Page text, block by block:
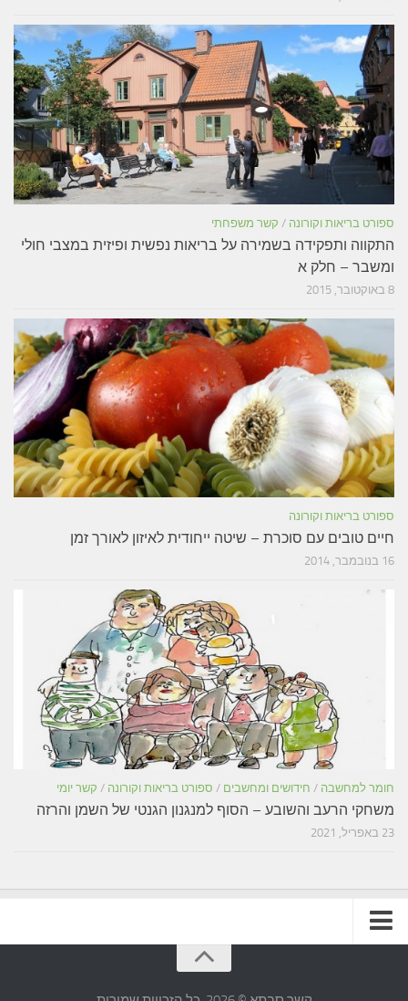
ספורט בריאות וקורונה / קשר משפחתי
התקווה ותפקידה בשמירה על בריאות נפשית ופיזית במצבי חולי
ומשבר – חלק א
8 באוקטובר, 2015
ספורט בריאות וקורונה
חיים טובים עם סוכרת – שיטה ייחודית לאיזון לאורך זמן
16 בנובמבר, 2014
חומר למחשבה / חידושים ומחשבים / ספורט בריאות וקורונה / קשר יומי
משחקי הרעב והשובע – הסוף למנגנון הגנטי של השמן והרזה
23 באפריל, 2021